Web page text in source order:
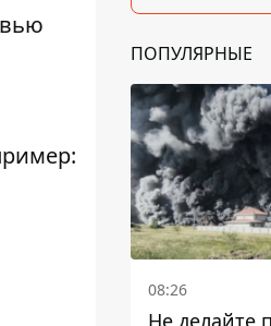
ПОПУЛЯРНЫЕ
08:26
Не делайте